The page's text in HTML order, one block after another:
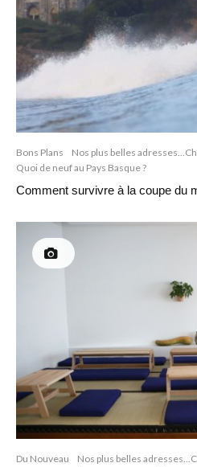
Bons Plans
Nos plus belles
Quoi de neuf au Pays Basque ?
Comment survivre à la coupe du
Du Nouveau
Nos plus belles